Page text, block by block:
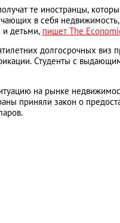
те иностранцы,
в себя
и детьми, пишет The
долгосрочных
Студенты с
на рынке
приняли закон о